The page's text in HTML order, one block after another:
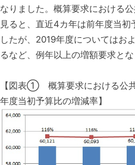
なりました。概算要求における
見ると、直近4カ年は前年度当初
したが、2019年度についてはお
るなど、例年以上の増額要求と
【図表① 概算要求における公
年度当初予算比の増減率】